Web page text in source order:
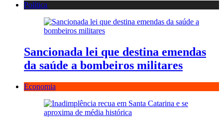
Política
Sancionada lei que destina emendas
da saúde a bombeiros militares
Economia